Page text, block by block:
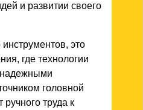
и развитии своего
это
где технологии
головной
труда к